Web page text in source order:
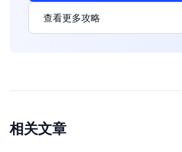
查看更多攻略
相关文章